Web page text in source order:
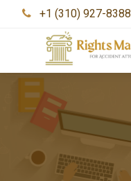
+1 (310) 927-8388